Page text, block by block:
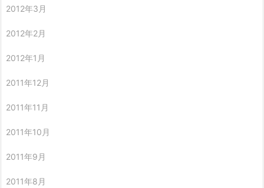
2012年3月
2012年2月
2012年1月
2011年12月
2011年11月
2011年10月
2011年9月
2011年8月